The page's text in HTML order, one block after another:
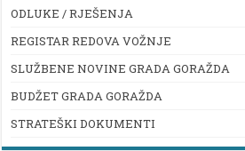
ODLUKE / RJEŠENJA
REGISTAR REDOVA VOŽNJE
SLUŽBENE NOVINE GRADA GORAŽDA
BUDŽET GRADA GORAŽDA
STRATEŠKI DOKUMENTI